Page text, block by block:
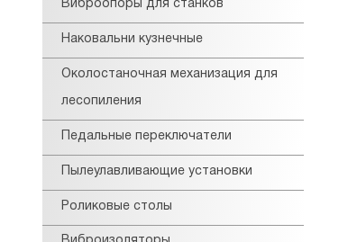
Виброопоры для станков
Наковальни кузнечные
Околостаночная механизация для
лесопиления
Педальные переключатели
Пылеулавливающие установки
Роликовые столы